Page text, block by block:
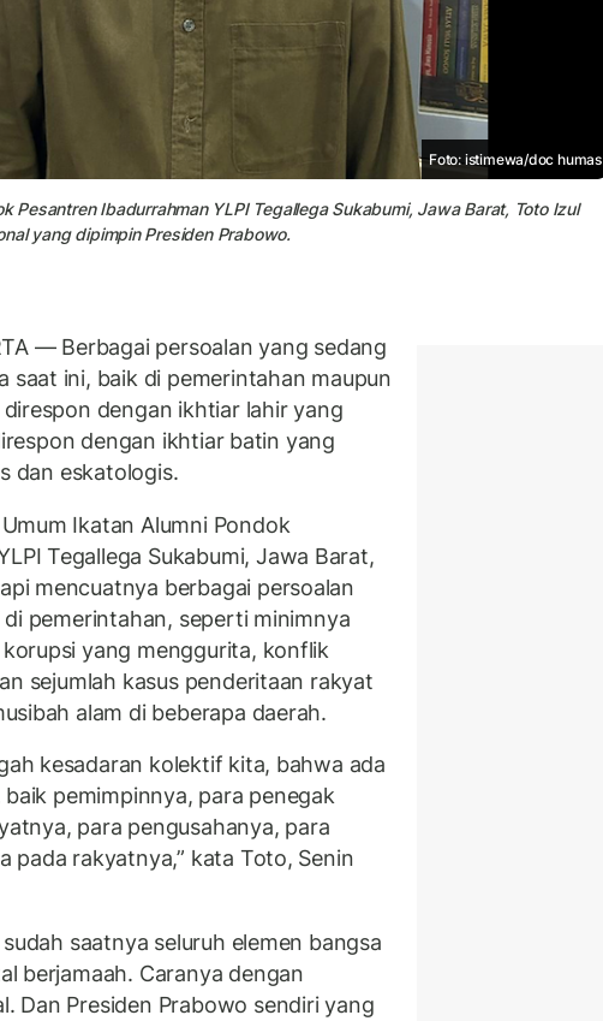
Foto: istimewa/doc humas
Pesantren Ibadurrahman YLPI Tegallega Sukabumi, Jawa Barat, Toto Izul
yang dipimpin Presiden Prabowo.
— Berbagai persoalan yang sedang
saat ini, baik di pemerintahan maupun
dengan ikhtiar lahir yang
dengan ikhtiar batin yang
dan eskatologis.
Ikatan Alumni Pondok
Tegallega Sukabumi, Jawa Barat,
mencuatnya berbagai persoalan
pemerintahan, seperti minimnya
yang menggurita, konflik
sejumlah kasus penderitaan rakyat
alam di beberapa daerah.
kesadaran kolektif kita, bahwa ada
pemimpinnya, para penegak
para pengusahanya, para
pada rakyatnya,” kata Toto, Senin
saatnya seluruh elemen bangsa
berjamaah. Caranya dengan
Dan Presiden Prabowo sendiri yang